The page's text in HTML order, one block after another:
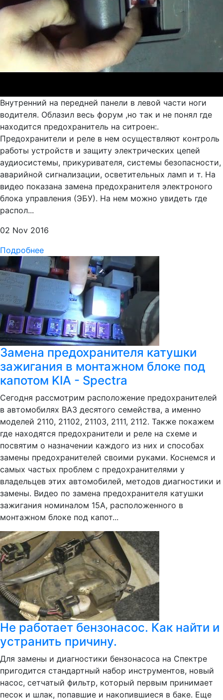
Внутренний на передней панели в левой части ноги
водителя. Облазил весь форум ,но так и не понял где
находится предохранитель на ситроен:.
Предохранители и реле в нем осуществляют контроль
работы устройств и защиту электрических цепей
аудиосистемы, прикуривателя, системы безопасности,
аварийной сигнализации, осветительных ламп и т. На
видео показана замена предохранителя электроного
блока управления (ЭБУ). На нем можно увидеть где
распол...
02 Nov 2016
Подробнее
Замена предохранителя катушки
зажигания в монтажном блоке под
капотом KIA - Spectra
Сегодня рассмотрим расположение предохранителей
в автомобилях ВАЗ десятого семейства, а именно
моделей 2110, 21102, 21103, 2111, 2112. Также покажем
где находятся предохранители и реле на схеме и
посвятим о назначении каждого из них и способах
замены предохранителей своими руками. Коснемся и
самых частых проблем с предохранителями у
владельцев этих автомобилей, методов диагностики и
замены. Видео по замена предохранителя катушки
зажигания номиналом 15А, расположенного в
монтажном блоке под капот...
Не работает бензонасос. Как найти и
устранить причину.
Для замены и диагностики бензонасоса на Спектре
пригодится стандартный набор инструментов, новый
насос, сетчатый фильтр, который первым принимает
песок и шлак, попавшие и накопившиеся в баке. Еще